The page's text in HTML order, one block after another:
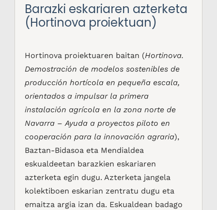
Barazki eskariaren azterketa
(Hortinova proiektuan)
Hortinova proiektuaren baitan (Hortinova.
Demostración de modelos sostenibles de
producción hortícola en pequeña escala,
orientados a impulsar la primera
instalación agrícola en la zona norte de
Navarra– Ayuda a proyectos piloto en
cooperación para la innovación agraria),
Baztan-Bidasoa eta Mendialdea
eskualdeetan barazkien eskariaren
azterketa egin dugu. Azterketa jangela
kolektiboen eskarian zentratu dugu eta
emaitza argia izan da. Eskualdean badago